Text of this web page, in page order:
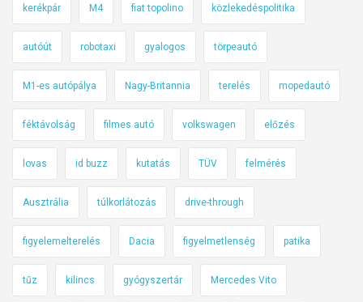
kerékpár M4 fiat topolino közlekedéspolitika
autóút robotaxi gyalogos törpeautó
M1-es autópálya Nagy-Britannia terelés mopedautó
féktávolság filmes autó volkswagen előzés
lovas id buzz kutatás TÜV felmérés
Ausztrália túlkorlátozás drive-through
figyelemelterelés Dacia figyelmetlenség patika
tűz kilincs gyógyszertár Mercedes Vito